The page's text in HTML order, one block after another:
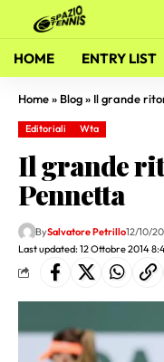
HOME ENTRY LIST
Home» Blog» Il grande
Editoriali Wta
Il grande
Pennetta
Last updated: 12 Ottobre 2014
BySalvatore Petrillo12/10/